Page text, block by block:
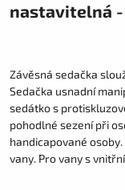
nastavitelná -
Závěsná sedačka
Sedačka usnadní
sedátko s
pohodlné sezení při
handicapované
vany. Pro vany s